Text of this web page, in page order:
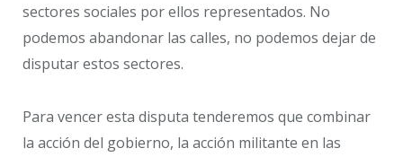
sectores sociales por ellos representados. No
podemos abandonar las calles, no podemos dejar de
disputar estos sectores.
Para vencer esta disputa tenderemos que combinar
la acción del gobierno, la acción militante en las